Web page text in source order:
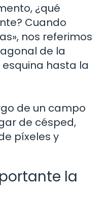
¿qué
Cuando
nos referimos
de la
hasta la
de un campo
de césped,
píxeles y
la